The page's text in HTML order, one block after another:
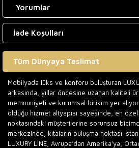
Yorumlar
İade Koşulları
Tüm Dünyaya Teslimat
Mobilyada lüks ve konforu buluşturan
arkasında, yıllar öncesine uzanan kaliteli
memnuniyeti ve kurumsal birikim yer
olduğu hizmet altyapısı sayesinde, en özel
noktasındaki müşterilerine sorunsuz
merkezinde, kıtaların buluşma noktası
LUXURY LINE, Avrupa’dan Amerika’ya,